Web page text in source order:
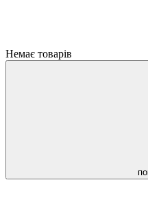
Немає товарів